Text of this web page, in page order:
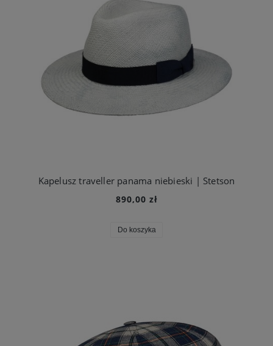
Kapelusz traveller panama niebieski | Stetson
890,00 zł
Do koszyka